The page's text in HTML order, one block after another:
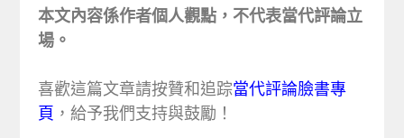
本文內容係作者個人觀點，不代表當代評論立
場。
喜歡這篇文章請按贊和追踪當代評論臉書專
頁 ，給予我們支持與鼓勵！